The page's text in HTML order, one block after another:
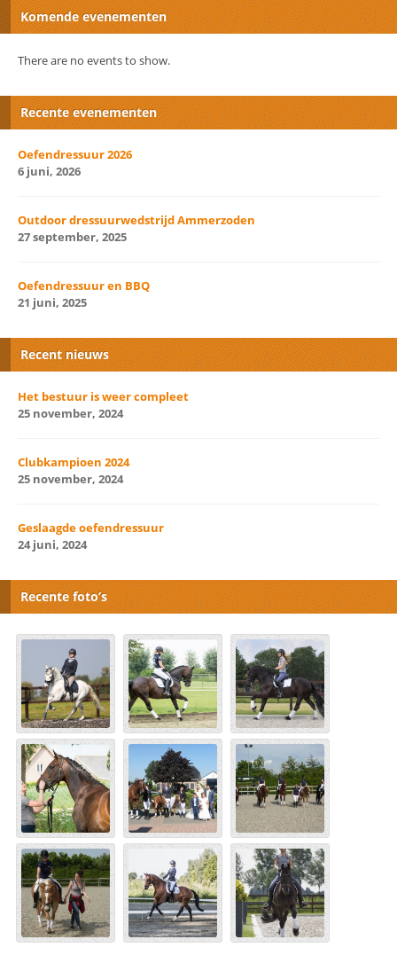
Komende evenementen
There are no events to show.
Recente evenementen
Oefendressuur 2026
6 juni, 2026
Outdoor dressuurwedstrijd Ammerzoden
27 september, 2025
Oefendressuur en BBQ
21 juni, 2025
Recent nieuws
Het bestuur is weer compleet
25 november, 2024
Clubkampioen 2024
25 november, 2024
Geslaagde oefendressuur
24 juni, 2024
Recente foto’s